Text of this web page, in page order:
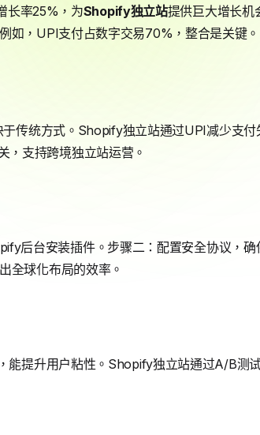
长率25%，为Shopify独立站提供巨大增长
如，UPI支付占数字交易70%，整合是关键。
传统方式。Shopify独立站通过UPI减少支
支持跨境独立站运营。
后台安装插件。步骤二：配置安全协议，
全球化布局的效率。
能提升用户粘性。Shopify独立站通过A/B测